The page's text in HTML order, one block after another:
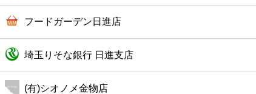
フードガーデン日進店
埼玉りそな銀行 日進支店
(有)シオノメ金物店